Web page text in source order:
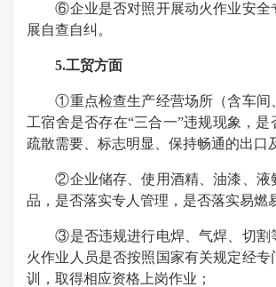
⑥企业是否对照开展动火作业安全
展自查自纠。
5.工贸方面
①重点检查生产经营场所（含车间
工宿舍是否存在“三合一”违规现象，是
疏散需要、标志明显、保持畅通的出口
②企业储存、使用酒精、油漆、液
品，是否落实专人管理，是否落实易燃
③是否违规进行电焊、气焊、切割
火作业人员是否按照国家有关规定经专
训，取得相应资格上岗作业；